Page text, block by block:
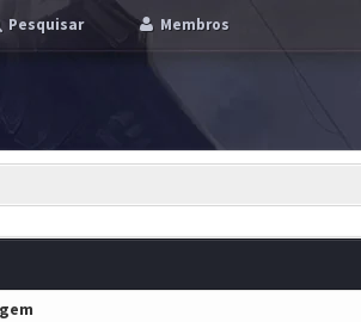
Pesquisar Membros